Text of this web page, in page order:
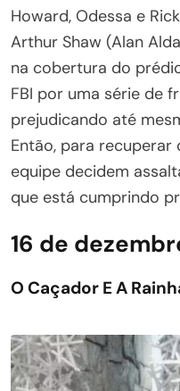
Howard, Odessa e
Arthur Shaw (Alan
na cobertura do
FBI por uma série de
prejudicando até
Então, para recuperar
equipe decidem
que está cumprindo
16 de
O Caçador E A